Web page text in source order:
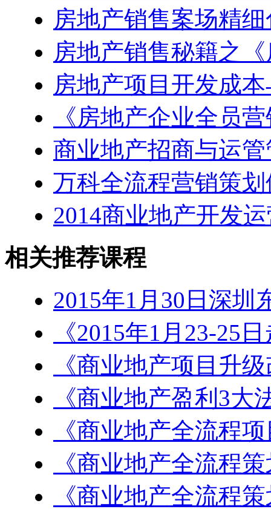
房地产销售案场精
房地产销售秘籍之
房地产项目开发成
《房地产企业全员
商业地产招商与运
万科全流程营销策
2014商业地产开发
相关推荐课程
2015年1月30日深圳
《2015年1月23-25
《商业地产项目升
《商业地产盈利3大
《商业地产全流程
《商业地产全流程
《商业地产全流程